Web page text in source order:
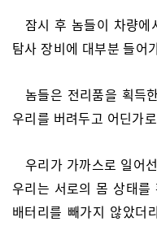
잠시 후 놈들이 차량
탐사 장비에 대부분 들어
놈들은 전리품을 획득
우리를 버려두고 어딘가
우리가 가까스로 일어
우리는 서로의 몸 상태를
배터리를 빼가지 않았더